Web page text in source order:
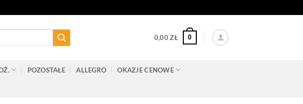
0,00ZŁ 0
POZOSTAŁE ALLEGRO OKAZJE CENOWE